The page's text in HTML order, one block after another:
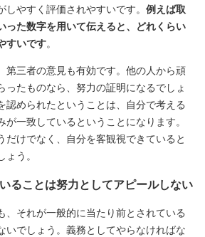
やすく評価されやすいです。 例えば取
った数字を用いて伝えると、どれくらい
すいです。
第三者の意見も有効です。他の人から頑
ったものなら、努力の証明になるでしょ
認められたということは、自分で考える
一致しているということになります。
だけでなく、自分を客観視できていると
ょう。
ることは努力としてアピールしない
、それが一般的に当たり前とされている
いでしょう。義務としてやらなければな